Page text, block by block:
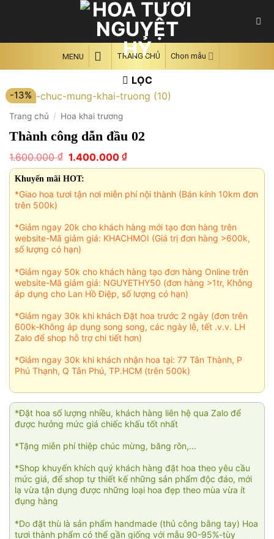
MENU TRANG CHỦ Chọn mẫu
LỌC
-13%
Trang chủ / Hoa khai trương
Thành công dẫn đầu 02
1.600.000₫ Giá
gốc
là:
1.600.000 ₫.
1.400.000 ₫Giá
hiện
1.400.000 ₫.
Khuyến mãi HOT:
*Giao hoa tươi tận nơi miễn phí nội thành (Bán kính 10km đơn
trên 500k)
*Giảm ngay 20k cho khách hàng mới tạo đơn hàng trên
website-Mã giảm giá: KHACHMOI (Giá trị đơn hàng >600k,
số lượng có hạn)
*Giảm ngay 50k cho khách hàng tạo đơn hàng Online trên
website-Mã giảm giá: NGUYETHY50 (đơn hàng >1tr, Không
áp dụng cho Lan Hồ Điệp, số lượng có hạn)
*Giảm ngay 30k khi khách Đặt hoa trước 2 ngày (đơn trên
600k-Không áp dụng song song, các ngày lễ, tết .v.v. LH
Zalo để shop hỗ trợ chi tiết hơn)
*Giảm ngay 30k khi khách nhận hoa tại: 77 Tân Thành, P
Phú Thạnh, Q Tân Phú, TP.HCM (trên 500k)
*Đặt hoa số lượng nhiều, khách hàng liên hệ qua Zalo để
được hưởng mức giá chiếc khấu tốt nhất
*Tặng miễn phí thiệp chúc mừng, băng rôn,...
*Shop khuyến khích quý khách hàng đặt hoa theo yêu cầu
mức giá, để shop tự thiết kế những sản phẩm độc đáo, mới
lạ vừa tận dụng được những loại hoa đẹp theo mùa vừa ít
đụng hàng
*Do đặt thù là sản phẩm handmade (thủ công bằng tay) Hoa
tươi thành phẩm có thể gần giống với mẫu 90-95%-tùy